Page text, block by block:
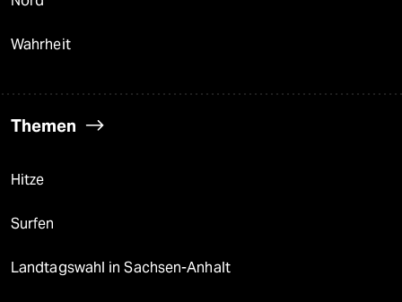
Wahrheit
Themen
Hitze
Surfen
Landtagswahl in Sachsen-Anhalt